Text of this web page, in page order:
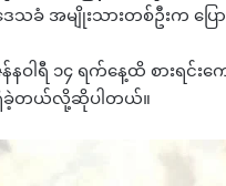
သခံ အမျိုးသားတစ်ဦးက ပြေ
န်နဝါရီ ၁၄ ရက်နေ့ထိ စား
ခဲ့တယ်လို့ဆိုပါတယ်။